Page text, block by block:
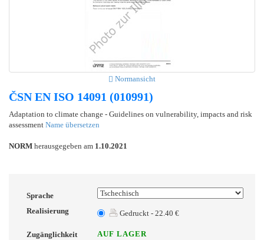
Normansicht
ČSN EN ISO 14091 (010991)
Adaptation to climate change - Guidelines on vulnerability, impacts and risk
assessment Name übersetzen
NORM herausgegeben am 1.10.2021
Sprache
Realisierung
Gedruckt - 22.40 €
Zugänglichkeit AUF LAGER